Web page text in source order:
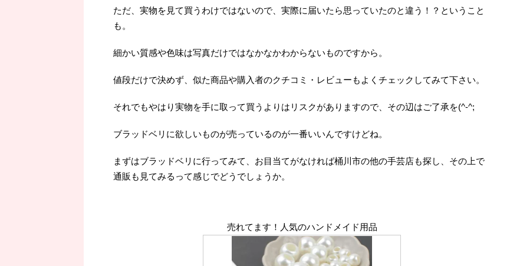
ただ、実物を見て買うわけではないので、実際に届いたら思っていたのと違う！？ということ
も。
細かい質感や色味は写真だけではなかなかわからないものですから。
値段だけで決めず、似た商品や購入者のクチコミ・レビューもよくチェックしてみて下さい。
それでもやはり実物を手に取って買うよりはリスクがありますので、その辺はご了承を(^-^;
ブラッドベリに欲しいものが売っているのが一番いいんですけどね。
まずはブラッドベリに行ってみて、お目当てがなければ桶川市の他の手芸店も探し、その上で
通販も見てみるって感じでどうでしょうか。
売れてます！人気のハンドメイド用品